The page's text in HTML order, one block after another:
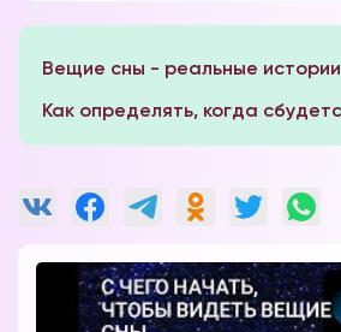
Вещие сны - реальные истории
Как определять, когда